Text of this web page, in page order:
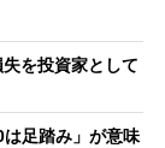
を投資家として
は足踏み」が意味